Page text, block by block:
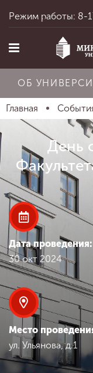
Об
Наука
Режим работы: 8-
ОБ
Главная
День
Дата проведения:
30 окт 2024
Место
ул. Ульянова, д.1